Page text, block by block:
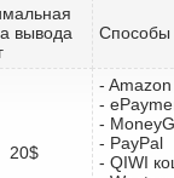
вывода
Способы
20$
-
-
-
- PayPal
- QIWI